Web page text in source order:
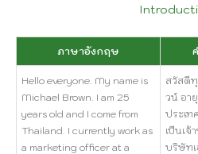
ภาษาอังกฤษ
Hello everyone. My name is
Michael Brown. I am 25
years old and I come from
Thailand. I currently work as
a marketing officer at a
สวัสดี
วน์ อา
ประเท
เป็นเจ้
บริษัทเ